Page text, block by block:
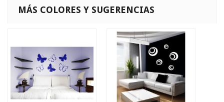
MÁS COLORES Y SUGERENCIAS